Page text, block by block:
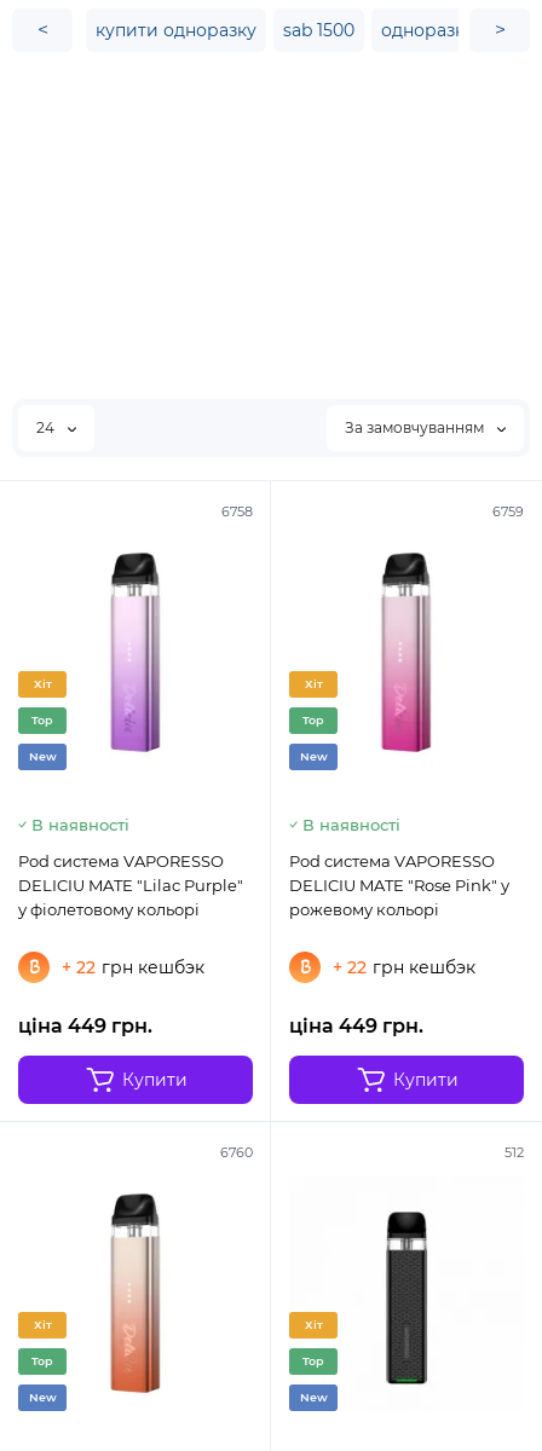
< купити одноразку sab 1500 одноразка возол
>
24 За замовчуванням
6758
Хіт
Top
New
В наявності
Pod система VAPORESSO
DELICIU MATE "Lilac Purple"
у фіолетовому кольорі
+ 22 грн кешбэк
ціна 449 грн.
Купити
6759
Хіт
Top
New
В наявності
Pod система VAPORESSO
DELICIU MATE "Rose Pink" у
рожевому кольорі
+ 22 грн кешбэк
ціна 449 грн.
Купити
6760
Хіт
Top
New
512
Хіт
Top
New